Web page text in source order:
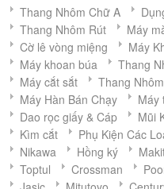
Thang Nhôm Chữ A
Thang Nhôm Rút
Máy
Cờ lê vòng miệng
Máy
Máy khoan búa
Thang
Máy cắt sắt
Thang
Máy Hàn Bán Chạy
Máy
Dao rọc giấy & Cáp
Mũi
Kìm cắt
Phụ Kiện Các
Nikawa
Hồng ký
Toptul
Crossman